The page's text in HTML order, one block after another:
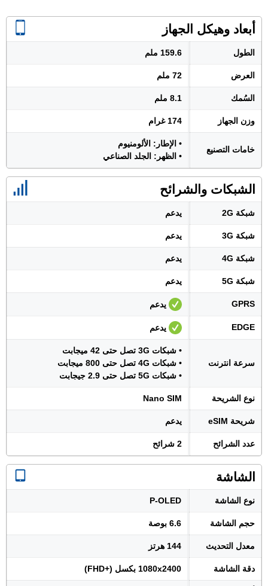
أبعاد وهيكل الجهاز
الطول 159.6 ملم
العرض 72 ملم
السُمك 8.1 ملم
وزن الجهاز 174 غرام
خامات التصنيع
• الإطار: الألومنيوم
• الظهر: الجلد الصناعي
الشبكات والشرائح
شبكة 2G يدعم
شبكة 3G يدعم
شبكة 4G يدعم
شبكة 5G يدعم
GPRS يدعم
EDGE يدعم
سرعة انترنت
• شبكات 3G تصل حتى 42 ميجابت
• شبكات 4G تصل حتى 800 ميجابت
• شبكات 5G تصل حتى 2.9 جيجابت
نوع الشريحة Nano SIM
شريحة eSIM يدعم
عدد الشرائح 2 شرائح
الشاشة
نوع الشاشة P-OLED
حجم الشاشة 6.6 بوصة
معدل التحديث 144 هرتز
دقة الشاشة 1080x2400 بكسل (+FHD)